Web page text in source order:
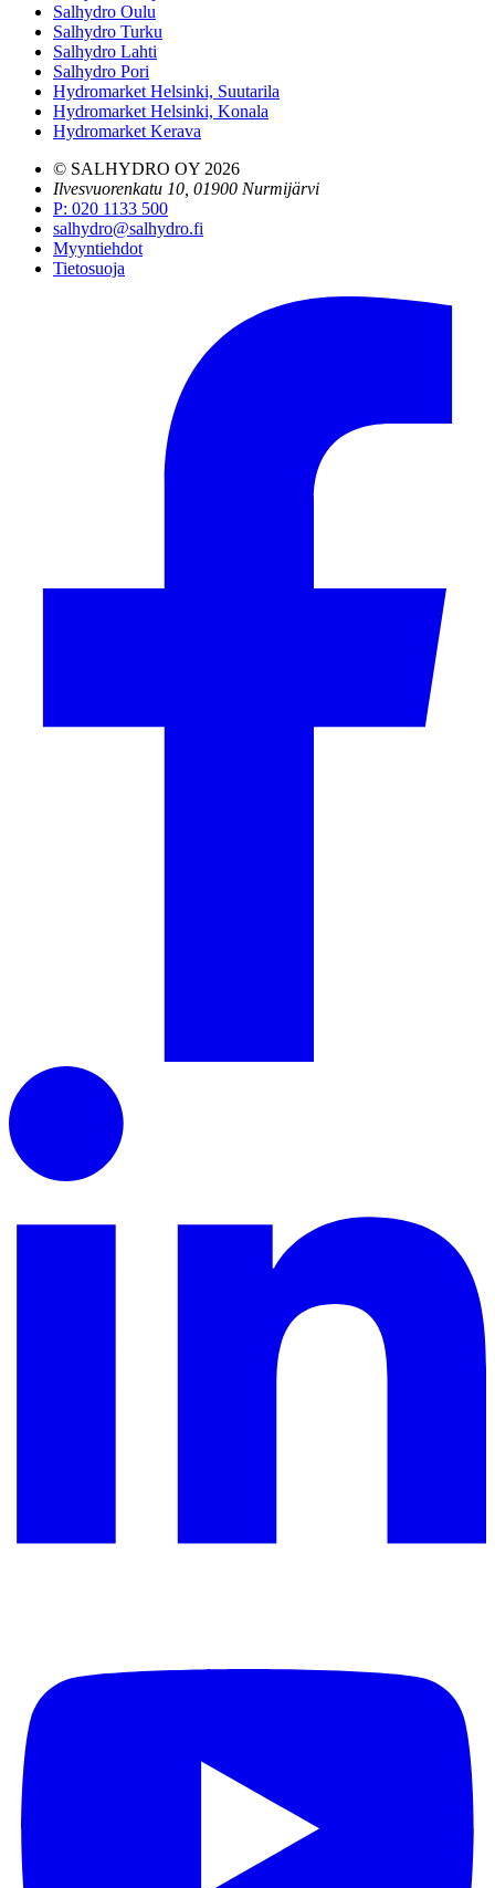
Salhydro Oulu
Salhydro Turku
Salhydro Lahti
Salhydro Pori
Hydromarket Helsinki, Suutarila
Hydromarket Helsinki, Konala
Hydromarket Kerava
© SALHYDRO OY 2026
Ilvesvuorenkatu 10, 01900 Nurmijärvi
P: 020 1133 500
salhydro@salhydro.fi
Myyntiehdot
Tietosuoja